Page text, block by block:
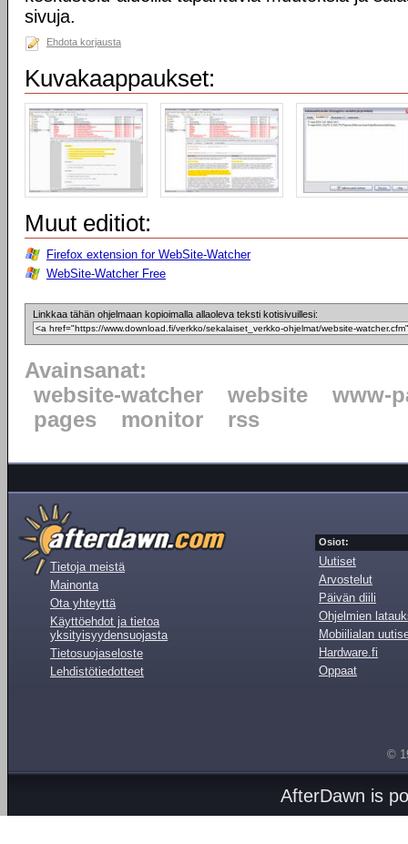
sivuja.
Ehdota korjausta
Kuvakaappaukset:
Muut editiot:
Firefox extension for WebSite-Watcher
WebSite-Watcher Free
Linkkaa tähän ohjelmaan kopioimalla allaoleva teksti kotisivuillesi:
Avainsanat:
website-watcher
website
www-
pages
monitor rss
Tietoja meistä
Mainonta
Ota yhteyttä
Käyttöehdot ja tietoa
yksityisyydensuojasta
Tietosuojaseloste
Lehdistötiedotteet
Osiot:
Uutiset
Arvostelut
Päivän diili
Ohjelmien
Mobiilialan
Hardware.fi
Oppaat
©
AfterDawn is